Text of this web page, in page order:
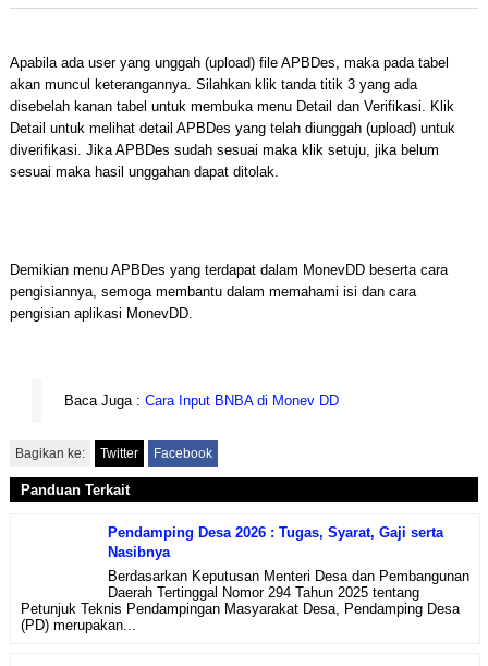
Apabila ada user yang unggah (upload) file APBDes, maka pada tabel
akan muncul keterangannya. Silahkan klik tanda titik 3 yang ada
disebelah kanan tabel untuk membuka menu Detail dan Verifikasi. Klik
Detail untuk melihat detail APBDes yang telah diunggah (upload) untuk
diverifikasi. Jika APBDes sudah sesuai maka klik setuju, jika belum
sesuai maka hasil unggahan dapat ditolak.
Demikian menu APBDes yang terdapat dalam MonevDD beserta cara
pengisiannya, semoga membantu dalam memahami isi dan cara
pengisian aplikasi MonevDD.
Baca Juga : Cara Input BNBA di Monev DD
Bagikan ke: Twitter Facebook
Panduan Terkait
Pendamping Desa 2026 : Tugas, Syarat, Gaji serta
Nasibnya
Berdasarkan Keputusan Menteri Desa dan Pembangunan
Daerah Tertinggal Nomor 294 Tahun 2025 tentang
Petunjuk Teknis Pendampingan Masyarakat Desa, Pendamping Desa
(PD) merupakan...